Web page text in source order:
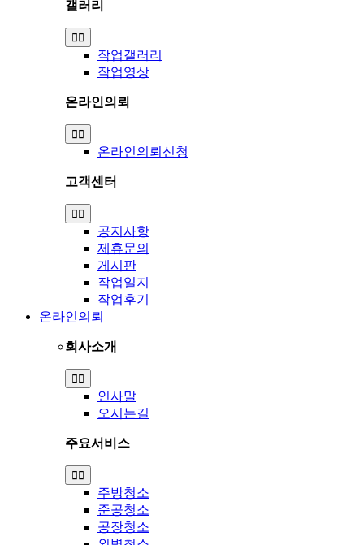
갤러리
Toggle
Navigation
작업갤러리
작업영상
온라인의뢰
Toggle
Navigation
온라인의뢰신청
고객센터
Toggle
Navigation
공지사항
제휴문의
게시판
작업일지
작업후기
온라인의뢰
회사소개
Toggle
Navigation
인사말
오시는길
주요서비스
Toggle
Navigation
주방청소
준공청소
공장청소